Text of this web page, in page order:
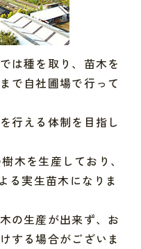
は種を取り、苗木を
で自社圃場で行って
行える体制を目指し
木を生産しており、
る実生苗木になりま
の生産が出来ず、お
する場合がございま